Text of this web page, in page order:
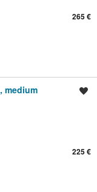
265 €
medium
225 €